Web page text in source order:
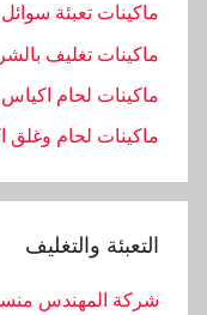
ماكينات تعبئة
ماكينات تغليف
ماكينات لحام اكياس
ماكينات لحام وغلق
التعبئة والتغليف
شركة المهندس